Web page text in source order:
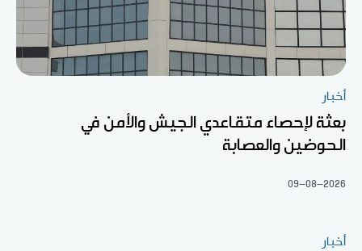
أخبار
بعثة لإحصاء متقاعدي الجيش والأمن في
الحوضين والعصابة
09-08-2026
أخبار